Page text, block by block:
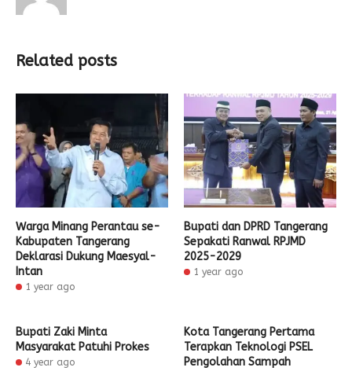
Related posts
Warga Minang Perantau se-
Kabupaten Tangerang
Deklarasi Dukung Maesyal-
Intan
1 year ago
Bupati dan DPRD Tangerang
Sepakati Ranwal RPJMD
2025-2029
1 year ago
Bupati Zaki Minta
Masyarakat Patuhi Prokes
4 year ago
Kota Tangerang Pertama
Terapkan Teknologi PSEL
Pengolahan Sampah